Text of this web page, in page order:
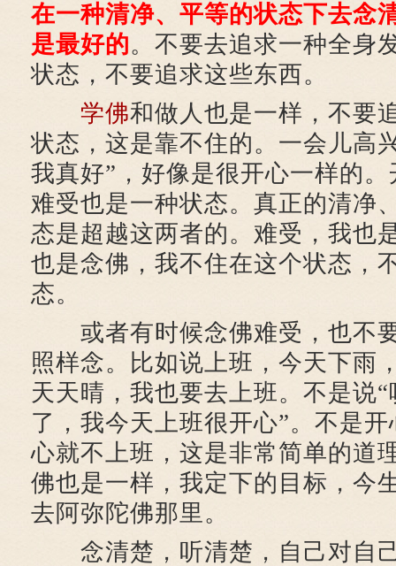
在一种清净、平等的状态下去念
是最好的。不要去追求一种全身
状态，不要追求这些东西。
学佛和做人也是一样，不要
状态，这是靠不住的。一会儿高
我真好”，好像是很开心一样的
难受也是一种状态。真正的清净
态是超越这两者的。难受，我也
也是念佛，我不住在这个状态，
态。
或者有时候念佛难受，也不
照样念。比如说上班，今天下雨
天天晴，我也要去上班。不是说
了，我今天上班很开心”。不是
心就不上班，这是非常简单的道
佛也是一样，我定下的目标，今
去阿弥陀佛那里。
念清楚，听清楚，自己对自